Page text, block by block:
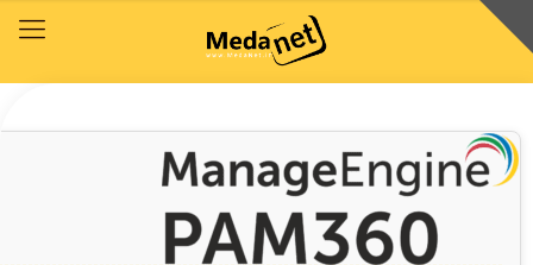
محصولات
محصولات
دسترسی سریع به زیرمجموعه‌های همین منو
راهکارهای سازمانی
راهکارهای سازمانی
دسترسی سریع به زیرمجموعه‌های همین منو
کتابخانه دیجیتالی
کتابخانه دیجیتالی
دسترسی سریع به زیرمجموعه‌های همین منو
آکادمی مدانت
آکادمی مدانت
دسترسی سریع به زیرمجموعه‌های همین منو
توافق‌نامه‌ها
توافق‌نامه‌ها
دسترسی سریع به زیرمجموعه‌های همین منو